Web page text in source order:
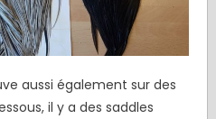
aussi également sur des
il y a des saddles